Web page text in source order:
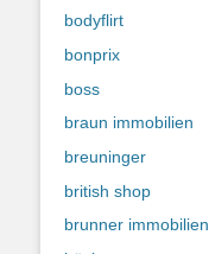
bodyflirt
bonprix
boss
braun immobilien
breuninger
british shop
brunner immobilien